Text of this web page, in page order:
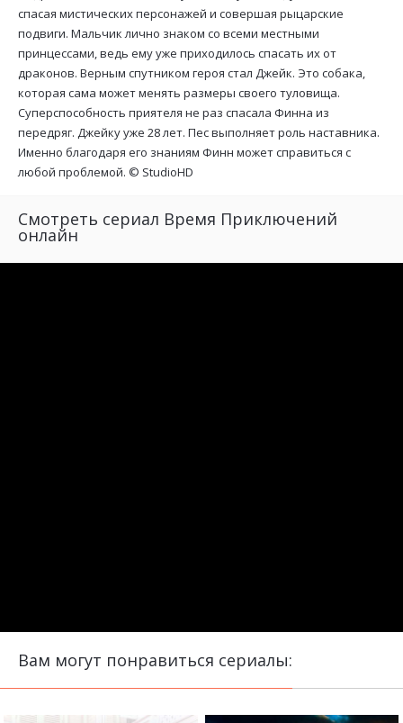
спасая мистических персонажей и совершая рыцарские
подвиги. Мальчик лично знаком со всеми местными
принцессами, ведь ему уже приходилось спасать их от
драконов. Верным спутником героя стал Джейк. Это собака,
которая сама может менять размеры своего туловища.
Суперспособность приятеля не раз спасала Финна из
передряг. Джейку уже 28 лет. Пес выполняет роль наставника.
Именно благодаря его знаниям Финн может справиться с
любой проблемой. © StudioHD
Смотреть сериал Время Приключений
онлайн
Вам могут понравиться сериалы: